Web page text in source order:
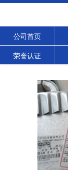
公司首页
荣誉认证